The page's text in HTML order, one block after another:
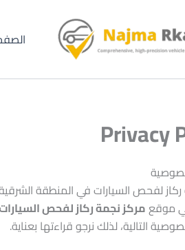
Privacy
لفحص السيارات في المنطقة
موقعمركز نجمة ركاز لفحص
التالية، لذلك نرجو قراءتها بعناية.